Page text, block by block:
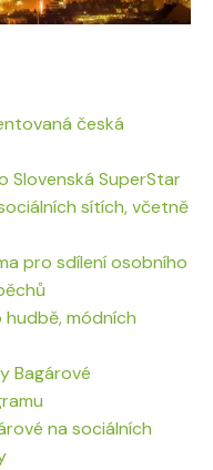
česká
Slovenská SuperStar
sítích, včetně
pro sdílení osobního
módních
Bagárové
na sociálních